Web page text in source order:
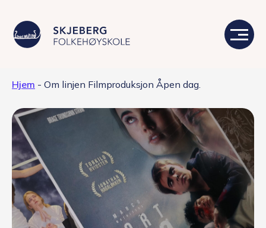
Livet på skolen
Skolen
Kontakt
Valgfag
Hjem - Om linjen Filmproduksjon Åpen dag.